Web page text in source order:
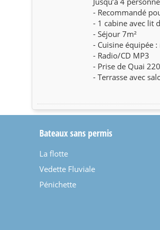
- Recommandé
- 1 cabine avec lit
- Séjour 7m²
- Cuisine équipée
- Radio/CD MP3
- Prise de Quai
- Terrasse avec
Bateaux sans permis
La flotte
Vedette Fluviale
Pénichette